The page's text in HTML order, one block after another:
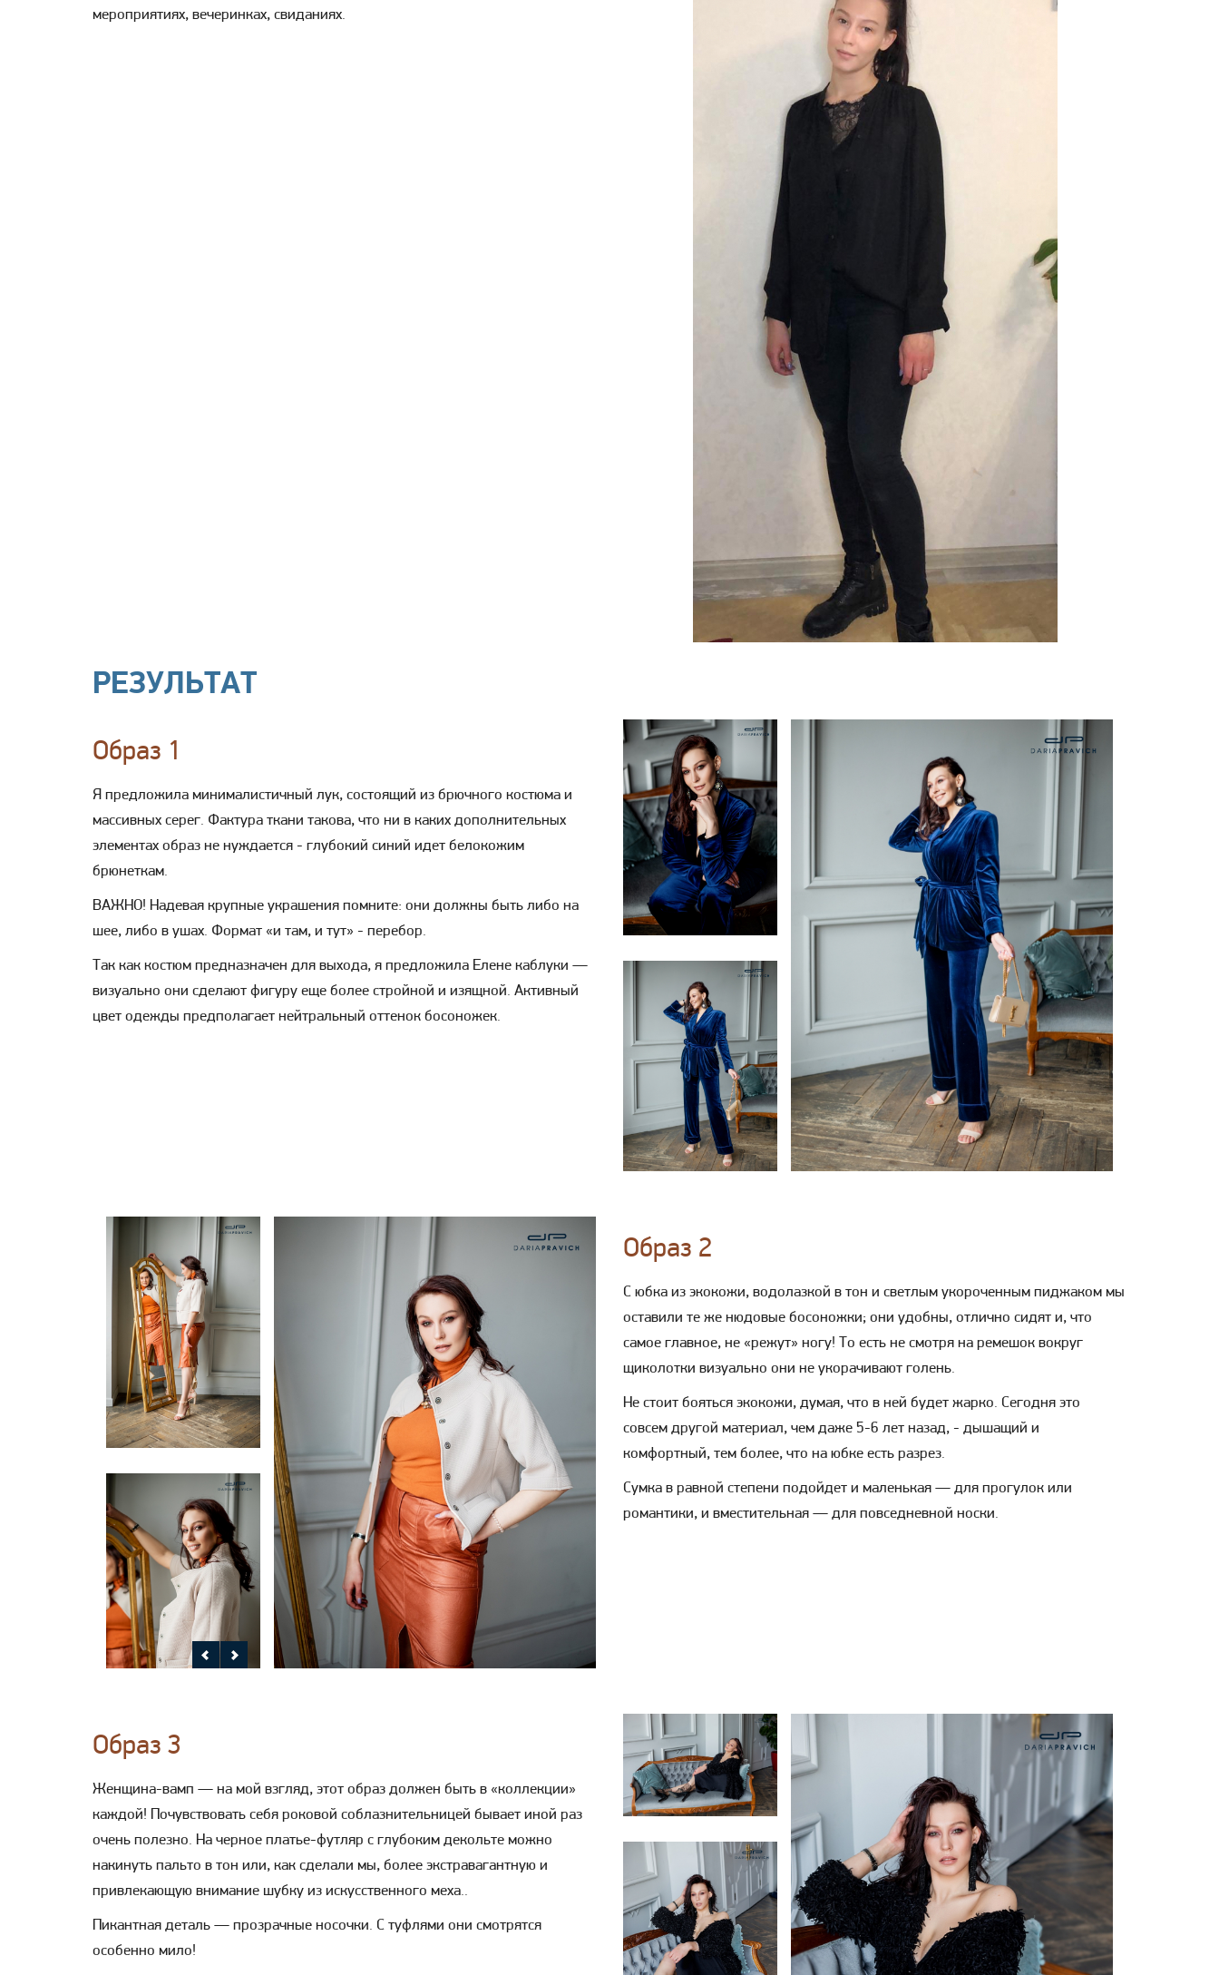
мероприятиях, вечеринках, свиданиях.
РЕЗУЛЬТАТ
Образ 1
Я предложила минималистичный лук, состоящий из брючного костюма и
массивных серег. Фактура ткани такова, что ни в каких дополнительных
элементах образ не нуждается - глубокий синий идет белокожим
брюнеткам.
ВАЖНО! Надевая крупные украшения помните: они должны быть либо на
шее, либо в ушах. Формат «и там, и тут» - перебор.
Так как костюм предназначен для выхода, я предложила Елене каблуки —
визуально они сделают фигуру еще более стройной и изящной. Активный
цвет одежды предполагает нейтральный оттенок босоножек.
Образ 2
С юбка из экокожи, водолазкой в тон и светлым укороченным пиджаком мы
оставили те же нюдовые босоножки; они удобны, отлично сидят и, что
самое главное, не «режут» ногу! То есть не смотря на ремешок вокруг
щиколотки визуально они не укорачивают голень.
Не стоит бояться экокожи, думая, что в ней будет жарко. Сегодня это
совсем другой материал, чем даже 5-6 лет назад, - дышащий и
комфортный, тем более, что на юбке есть разрез.
Сумка в равной степени подойдет и маленькая — для прогулок или
романтики, и вместительная — для повседневной носки.
Образ 3
Женщина-вамп — на мой взгляд, этот образ должен быть в «коллекции»
каждой! Почувствовать себя роковой соблазнительницей бывает иной раз
очень полезно. На черное платье-футляр с глубоким декольте можно
накинуть пальто в тон или, как сделали мы, более экстравагантную и
привлекающую внимание шубку из искусственного меха..
Пикантная деталь — прозрачные носочки. С туфлями они смотрятся
особенно мило!